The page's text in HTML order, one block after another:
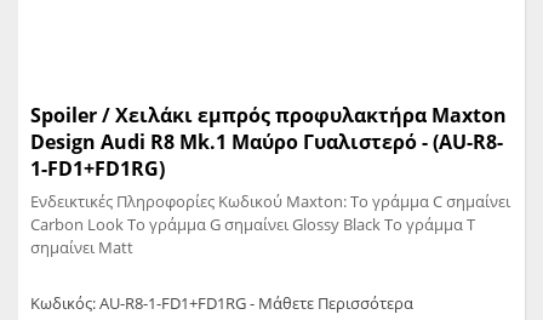
Spoiler / Χειλάκι εμπρός προφυλακτήρα Maxton
Design Audi R8 Mk.1 Μαύρο Γυαλιστερό - (AU-R8-
1-FD1+FD1RG)
Ενδεικτικές Πληροφορίες Κωδικού Maxton: Το γράμμα C σημαίνει
Carbon Look Το γράμμα G σημαίνει Glossy Black Το γράμμα T
σημαίνει Matt
Κωδικός: AU-R8-1-FD1+FD1RG - Μάθετε Περισσότερα